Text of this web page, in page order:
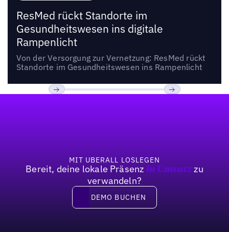
ResMed rückt Standorte im
Gesundheitswesen ins digitale
Rampenlicht
Von der Versorgung zur Vernetzung: ResMed rückt
Standorte im Gesundheitswesen ins Rampenlicht
MIT UBERALL LOSLEGEN
Bereit, deine lokale Präsenz in Umsatzzu
verwandeln?
DEMO BUCHEN
DEMO BUCHEN